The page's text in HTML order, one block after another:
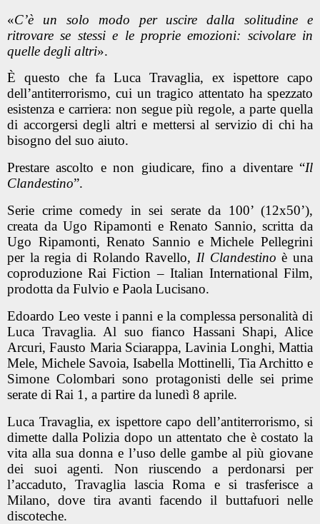
«C’è un solo modo per uscire dalla solitudine e
ritrovare se stessi e le proprie emozioni: scivolare in
quelle degli altri».
È questo che fa Luca Travaglia, ex ispettore capo
dell’antiterrorismo, cui un tragico attentato ha spezzato
esistenza e carriera: non segue più regole, a parte quella
di accorgersi degli altri e mettersi al servizio di chi ha
bisogno del suo aiuto.
Prestare ascolto e non giudicare, fino a diventare “Il
Clandestino”.
Serie crime comedy in sei serate da 100’ (12x50’),
creata da Ugo Ripamonti e Renato Sannio, scritta da
Ugo Ripamonti, Renato Sannio e Michele Pellegrini
per la regia di Rolando Ravello, Il Clandestino è una
coproduzione Rai Fiction – Italian International Film,
prodotta da Fulvio e Paola Lucisano.
Edoardo Leo veste i panni e la complessa personalità di
Luca Travaglia. Al suo fianco Hassani Shapi, Alice
Arcuri, Fausto Maria Sciarappa, Lavinia Longhi, Mattia
Mele, Michele Savoia, Isabella Mottinelli, Tia Architto e
Simone Colombari sono protagonisti delle sei prime
serate di Rai 1, a partire da lunedì 8 aprile.
Luca Travaglia, ex ispettore capo dell’antiterrorismo, si
dimette dalla Polizia dopo un attentato che è costato la
vita alla sua donna e l’uso delle gambe al più giovane
dei suoi agenti. Non riuscendo a perdonarsi per
l’accaduto, Travaglia lascia Roma e si trasferisce a
Milano, dove tira avanti facendo il buttafuori nelle
discoteche.